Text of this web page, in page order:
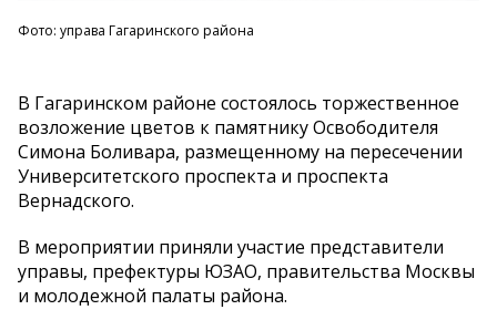
Фото: управа Гагаринского района
В Гагаринском районе состоялось торжественное
возложение цветов к памятнику Освободителя
Симона Боливара, размещенному на пересечении
Университетского проспекта и проспекта
Вернадского.
В мероприятии приняли участие представители
управы, префектуры ЮЗАО, правительства Москвы
и молодежной палаты района.